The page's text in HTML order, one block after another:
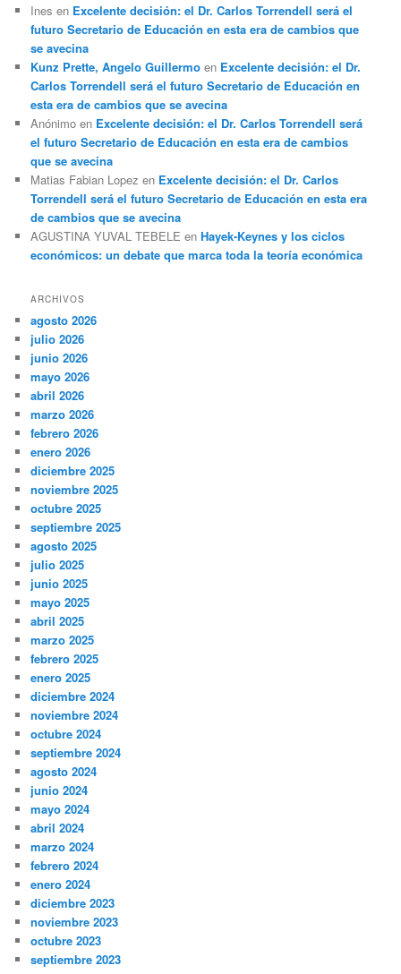
Ines en Excelente decisión: el Dr. Carlos Torrendell será el
futuro Secretario de Educación en esta era de cambios que
se avecina
Kunz Prette, Angelo Guillermo en Excelente decisión: el Dr.
Carlos Torrendell será el futuro Secretario de Educación en
esta era de cambios que se avecina
Anónimo en Excelente decisión: el Dr. Carlos Torrendell será
el futuro Secretario de Educación en esta era de cambios
que se avecina
Matias Fabian Lopez en Excelente decisión: el Dr. Carlos
Torrendell será el futuro Secretario de Educación en esta era
de cambios que se avecina
AGUSTINA YUVAL TEBELE enHayek-Keynes y los ciclos
económicos: un debate que marca toda la teoría económica
ARCHIVOS
agosto 2026
julio 2026
junio 2026
mayo 2026
abril 2026
marzo 2026
febrero 2026
enero 2026
diciembre 2025
noviembre 2025
octubre 2025
septiembre 2025
agosto 2025
julio 2025
junio 2025
mayo 2025
abril 2025
marzo 2025
febrero 2025
enero 2025
diciembre 2024
noviembre 2024
octubre 2024
septiembre 2024
agosto 2024
junio 2024
mayo 2024
abril 2024
marzo 2024
febrero 2024
enero 2024
diciembre 2023
noviembre 2023
octubre 2023
septiembre 2023